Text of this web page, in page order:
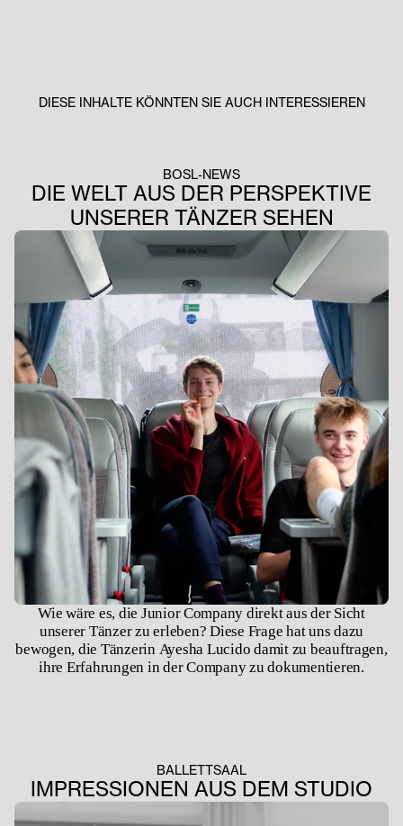
DIESE INHALTE KÖNNTEN SIE AUCH INTERESSIEREN
BOSL-NEWS
DIE WELT AUS DER PERSPEKTIVE
UNSERER TÄNZER SEHEN
Wie wäre es, die Junior Company direkt aus der Sicht
unserer Tänzer zu erleben? Diese Frage hat uns dazu
bewogen, die Tänzerin Ayesha Lucido damit zu beauftragen,
ihre Erfahrungen in der Company zu dokumentieren.
BALLETTSAAL
IMPRESSIONEN AUS DEM STUDIO